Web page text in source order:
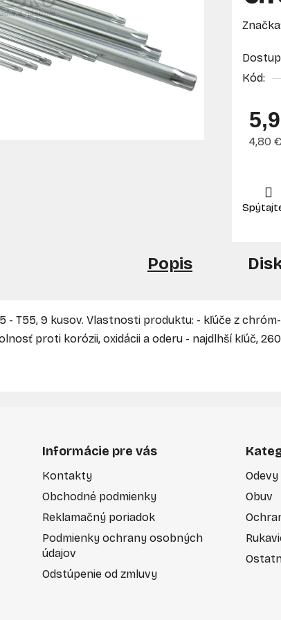
Značka:
Kód:
4,80
Popis
- T55, 9 kusov. Vlastnosti produktu: - kľúče z chróm-
proti korózii, oxidácii a oderu - najdlhší kľúč,
Informácie pre vás
Kontakty
Obchodné podmienky
Reklamačný poriadok
Podmienky ochrany osobných
údajov
Odstúpenie od zmluvy
Odevy
Obuv